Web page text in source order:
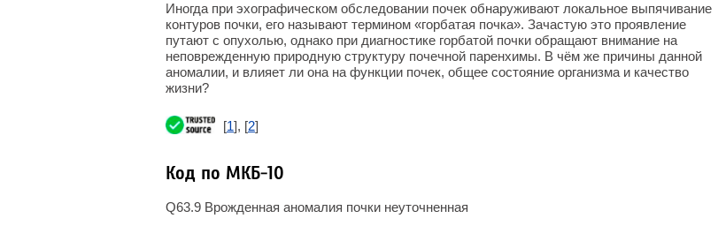
Иногда при эхографическом обследовании почек обнаруживают локальное выпячивание
контуров почки, его называют термином «горбатая почка». Зачастую это проявление
путают с опухолью, однако при диагностике горбатой почки обращают внимание на
неповрежденную природную структуру почечной паренхимы. В чём же причины данной
аномалии, и влияет ли она на функции почек, общее состояние организма и качество
жизни?
[1], [2]
Код по МКБ-10
Q63.9 Врожденная аномалия почки неуточненная